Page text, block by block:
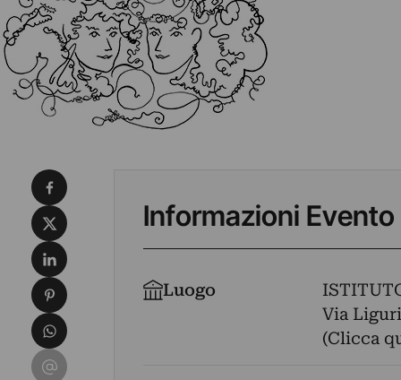
Informazioni Evento
Luogo
Via
(Clicca
Condividi su Facebook
Condividi su X
Condividi su LinkedIn
Condividi su Pinterest
Condividi su WhatsApp
Condividi su Email